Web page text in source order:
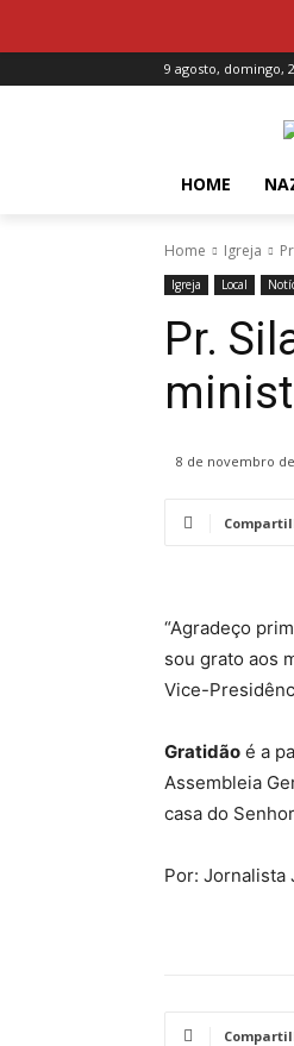
9 agosto, domingo,
HOME
Home Igreja
Igreja Local
Pr.
8 de novembro
“Agradeço
sou grato aos
Vice-
Gratidão é a
Assembleia
casa do
Por: Jornalista